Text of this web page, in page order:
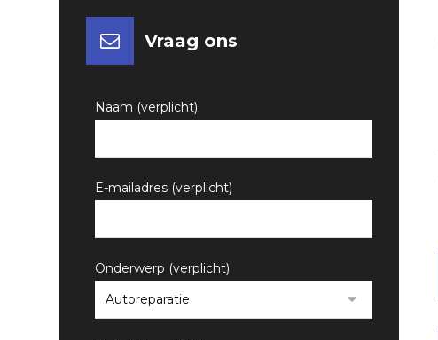
Vraag ons
Naam (verplicht)
E-mailadres (verplicht)
Onderwerp (verplicht)